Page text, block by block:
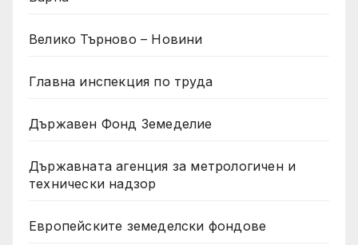
Велико Търново – Новини
Главна инспекция по труда
Държавен Фонд Земеделие
Държавната агенция за метрологичен и
технически надзор
Европейските земеделски фондове